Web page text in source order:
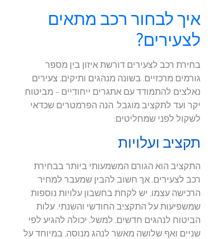
איך לבחור רכב מתאים
לצעירים?
בחירת רכב לצעירים דורשת איזון בין מספר
גורמים מרכזיים. בשונה מנהגים ותיקים, צעירים
נאלצים להתמודד עם אתגרים ייחודיים – מביטוח
יקר ועד לתקציב מוגבל. הנה הפרמטרים שכדאי
לשקול לפני שמחליטים:
תקציב ועלויות
התקציב הוא הגורם המשמעותי ביותר בבחירת
רכב לצעירים, אך חשוב להבין שמעבר למחיר
הרכישה עצמו, יש לקחת בחשבון עלויות נוספות
שמשפיעות על התקציב החודשי והשנתי. עלות
הביטוח לנהגים חדשים, למשל, יכולה להגיע לפי
שניים ואף שלושה מאשר לנהג מנוסה, במיוחד על